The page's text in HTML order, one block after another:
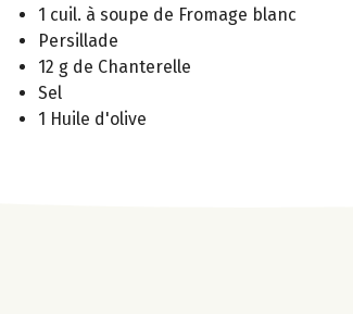
1 cuil. à soupe de Fromage blanc
Persillade
12 g de Chanterelle
Sel
1 Huile d'olive